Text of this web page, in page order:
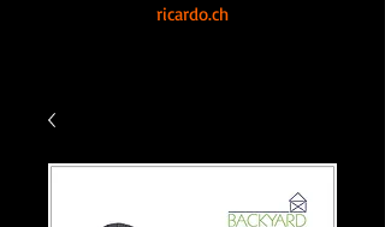
ricardo.ch